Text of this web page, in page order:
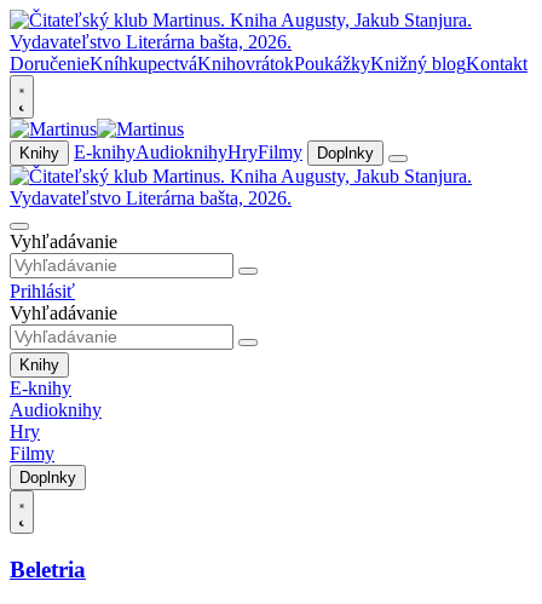
DoručenieKníhkupectváKnihovrátokPoukážkyKnižný blogKontakt
Knihy E-knihyAudioknihyHryFilmy Doplnky
Vyhľadávanie
Prihlásiť
Vyhľadávanie
Knihy
E-knihy
Audioknihy
Hry
Filmy
Doplnky
Beletria